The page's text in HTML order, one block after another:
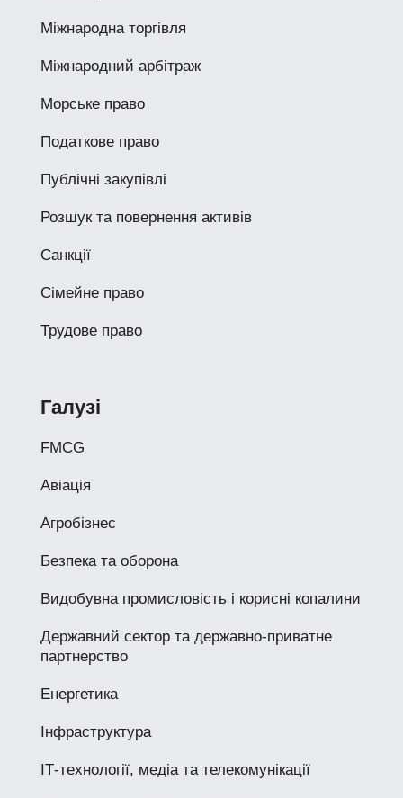
Міжнародна торгівля
Міжнародний арбітраж
Морське право
Податкове право
Публічні закупівлі
Розшук та повернення активів
Санкції
Сімейне право
Трудове право
Галузі
FMCG
Авіація
Агробізнес
Безпека та оборона
Видобувна промисловість і корисні копалини
Державний сектор та державно-приватне
партнерство
Енергетика
Інфраструктура
ІТ-технології, медіа та телекомунікації